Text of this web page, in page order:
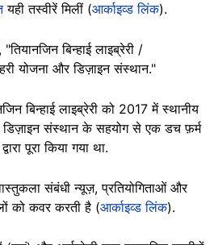
यही तस्वीरें मिलीं (आर्काइव्ड लिंक).
बिन्हाई लाइब्रेरी /
योजना और डिज़ाइन संस्थान."
बिन्हाई लाइब्रेरी को 2017 में स्थानीय
डिज़ाइन संस्थान के सहयोग से एक डच फ़र्म
पूरा किया गया था.
संबंधी न्यूज़, प्रतियोगिताओं और
को कवर करती है (आर्काइव्ड लिंक).